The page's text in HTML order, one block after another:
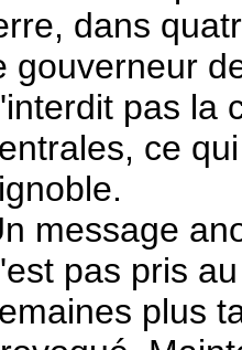
dans
gouverneur
pas la
ce
message
pas pris
plus